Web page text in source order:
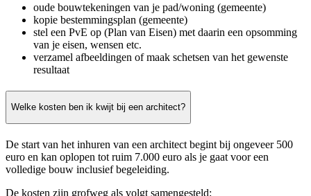
oude bouwtekeningen van je pad/woning (gemeente)
kopie bestemmingsplan (gemeente)
stel een PvE op (Plan van Eisen) met daarin een opsomming
van je eisen, wensen etc.
verzamel afbeeldingen of maak schetsen van het gewenste
resultaat
Welke kosten ben ik kwijt bij een architect?
De start van het inhuren van een architect begint bij ongeveer 500
euro en kan oplopen tot ruim 7.000 euro als je gaat voor een
volledige bouw inclusief begeleiding.
De kosten zijn grofweg als volgt samengesteld: